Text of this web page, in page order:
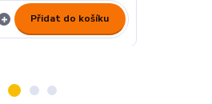
Přidat do košíku